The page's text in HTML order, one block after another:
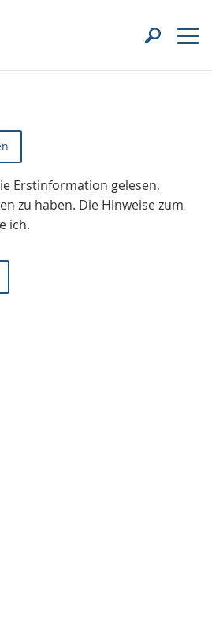
Erstinformation gelesen,
zu haben. Die Hinweise zum
ich.